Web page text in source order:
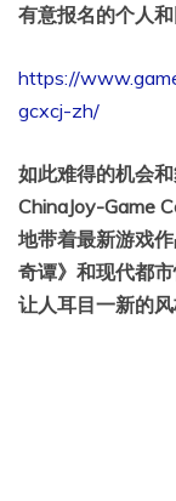
有意报名的个人
https://
gcxcj-zh/
如此难得的机会
ChinaJoy-Game
地带着最新游戏
奇谭》和现代都
让人耳目一新的风